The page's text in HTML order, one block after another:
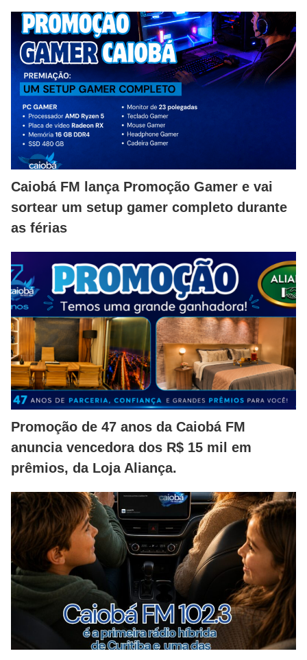
Caiobá FM lança Promoção Gamer e vai
sortear um setup gamer completo durante
as férias
Promoção de 47 anos da Caiobá FM
anuncia vencedora dos R$ 15 mil em
prêmios, da Loja Aliança.